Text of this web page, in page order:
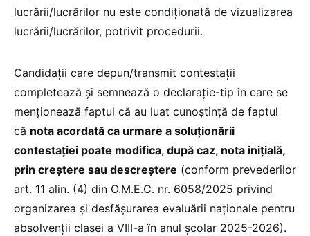
lucrării/lucrărilor nu este condiționată de vizualizarea
lucrării/lucrărilor, potrivit procedurii.
Candidații care depun/transmit contestații
completează și semnează o declarație-tip în care se
menționează faptul că au luat cunoștință de faptul
că nota acordată ca urmare a soluționării
contestației poate modifica, după caz, nota inițială,
prin creștere sau descreștere (conform prevederilor
art. 11 alin. (4) din O.M.E.C. nr. 6058/2025 privind
organizarea și desfășurarea evaluării naționale pentru
absolvenții clasei a VIII-a în anul școlar 2025-2026).